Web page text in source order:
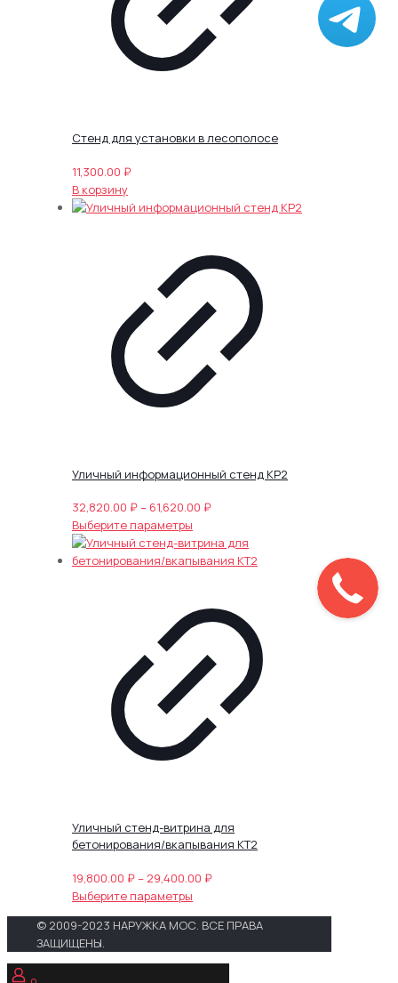
Стенд для установки в лесополосе
11,300.00 ₽
В корзину
Уличный информационный стенд КР2
32,820.00 ₽– 61,620.00 ₽Диапазон
32,820.00 ₽
–
Выберите параметры
товар
имеет
Опции
можно
на
странице
товара.
Уличный стенд-витрина для
бетонирования/вкапывания КТ2
19,800.00 ₽– 29,400.00 ₽Диапазон
19,800.00 ₽
–
29,400.00 ₽
Выберите параметры
товар
имеет
несколько
вариаций.
© 2009-2023 НАРУЖКА МОС. ВСЕ ПРАВА
ЗАЩИЩЕНЫ.